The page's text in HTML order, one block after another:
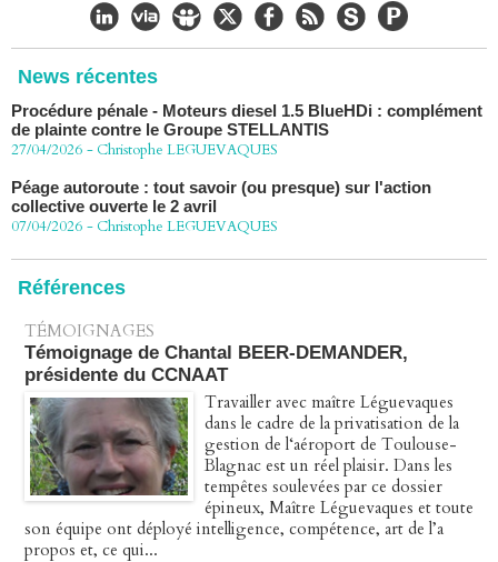
News récentes
-Christophe LEGUEVAQUES
Procédure pénale - Moteurs diesel 1.5 BlueHDi : complément
de plainte contre le Groupe STELLANTIS
27/04/2026 -Christophe LEGUEVAQUES
Péage autoroute : tout savoir (ou presque) sur l'action
collective ouverte le 2 avril
Christophe LEGUEVAQUES
Références
TÉMOIGNAGES
Témoignage de Chantal BEER-DEMANDER,
présidente du CCNAAT
Travailler avec maître Léguevaques
dans le cadre de la privatisation de la
gestion de l‘aéroport de Toulouse-
Blagnac est un réel plaisir. Dans les
tempêtes soulevées par ce dossier
épineux, Maître Léguevaques et toute
son équipe ont déployé intelligence, compétence, art de l’a
propos et, ce qui...